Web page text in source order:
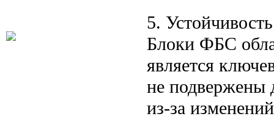
5.
Блоки ФБС
является
не подвержены
из-за